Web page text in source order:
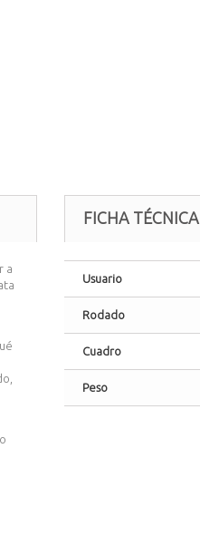
a
FICHA TÉCNICA
Usuario
Rodado
Cuadro
Peso